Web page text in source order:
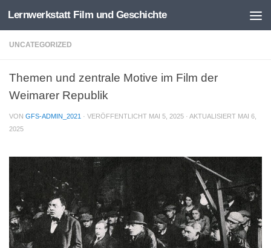
Zum Inhalt springen
Lernwerkstatt Film und Geschichte
UNCATEGORIZED
Themen und zentrale Motive im Film der
Weimarer Republik
VON GFS-ADMIN_2021 · VERÖFFENTLICHT MAI 5, 2025 · AKTUALISIERT MAI 6,
2025